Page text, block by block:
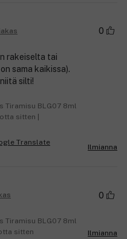
0
rakeiselta tai
sama kaikissa).
silti!
Tiramisu BLG07 8ml
sitten |
Ilmianna
0
Tiramisu BLG07 8ml
sitten
Ilmianna